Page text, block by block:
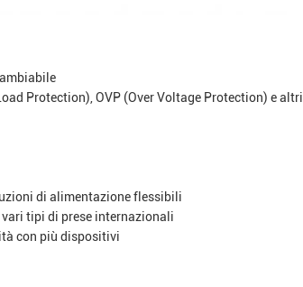
Protection), OVP (Over Voltage Protection) e altri
di alimentazione flessibili
tipi di prese internazionali
con più dispositivi